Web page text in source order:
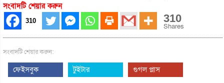
সংবাদটি শেয়ার করুন
310 310
Shares
সংবাদটি শেয়ার করুন:
ফেইসবুক টুইটার গুগল প্লাস